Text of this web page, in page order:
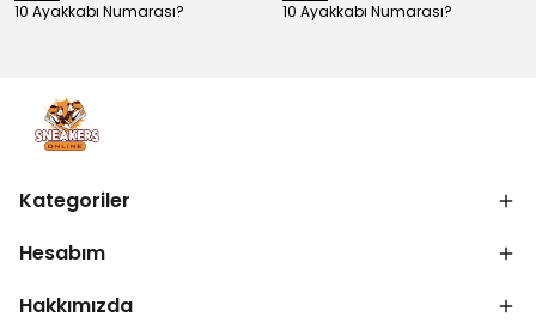
10 Ayakkabı Numarası? 10 Ayakkabı Numarası?
Kategoriler
Hesabım
Hakkımızda